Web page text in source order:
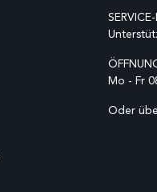
Mo - Fr
Oder